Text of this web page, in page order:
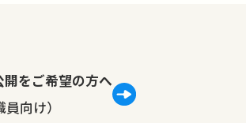
をご希望の方へ
向け）